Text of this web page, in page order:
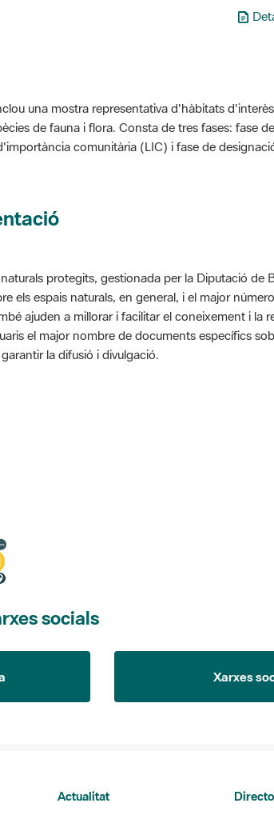
una mostra representativa d'hàbitats
de fauna i flora. Consta de tres fases: fase
comunitària (LIC) i fase de
protegits, gestionada per la Diputació de
els espais naturals, en general, i el major
ajuden a millorar i facilitar el coneixement i la
el major nombre de documents específics
la difusió i divulgació.
és de 0 estrelles de 5.
socials
Xarxes
Actualitat